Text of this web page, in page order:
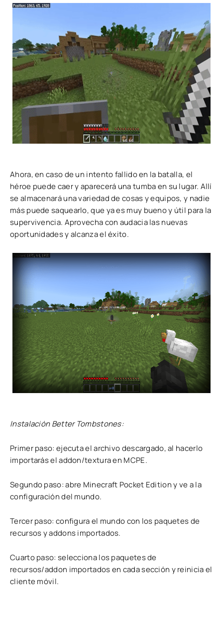
Ahora, en caso de un intento fallido en la batalla, el
héroe puede caer y aparecerá una tumba en su lugar. Allí
se almacenará una variedad de cosas y equipos, y nadie
más puede saquearlo, que ya es muy bueno y útil para la
supervivencia. Aprovecha con audacia las nuevas
oportunidades y alcanza el éxito.
Instalación Better Tombstones:
Primer paso: ejecuta el archivo descargado, al hacerlo
importarás el addon/textura en MCPE.
Segundo paso: abre Minecraft Pocket Edition y ve a la
configuración del mundo.
Tercer paso: configura el mundo con los paquetes de
recursos y addons importados.
Cuarto paso: selecciona los paquetes de
recursos/addon importados en cada sección y reinicia el
cliente móvil.